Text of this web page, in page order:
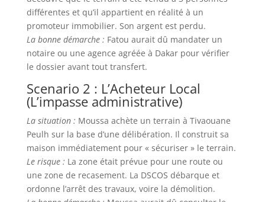
différentes et qu’il appartient en réalité à un
promoteur immobilier. Son argent est perdu.
La bonne démarche : Fatou aurait dû mandater un
notaire ou une agence agréée à Dakar pour vérifier
le dossier avant tout transfert.
Scenario 2 : L’Acheteur Local
(L’impasse administrative)
La situation : Moussa achète un terrain à Tivaouane
Peulh sur la base d’une délibération. Il construit sa
maison immédiatement pour « sécuriser » le terrain.
Le risque : La zone était prévue pour une route ou
une zone de recasement. La DSCOS débarque et
ordonne l’arrêt des travaux, voire la démolition.